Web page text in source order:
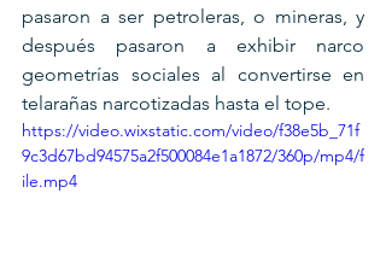
pasaron a ser petroleras, o mineras, y
después pasaron a exhibir narco
geometrías sociales al convertirse en
telarañas narcotizadas hasta el tope.
https://video.wixstatic.com/video/f38e5b_71f
9c3d67bd94575a2f500084e1a1872/360p/mp4/f
ile.mp4